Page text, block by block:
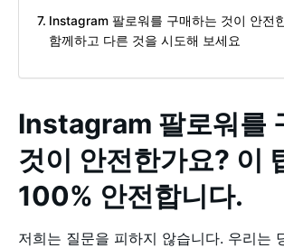
Instagram 팔로워를 구매하는 것이 안전
함께하고 다른 것을 시도해 보세요
Instagram 팔로워를
것이 안전한가요? 이
100% 안전합니다.
저희는 질문을 피하지 않습니다. 우리는